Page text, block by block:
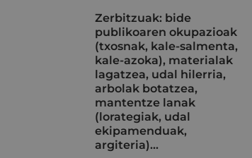
Zerbitzuak: bide
publikoaren okupazioak
(txosnak, kale-salmenta,
kale-azoka), materialak
lagatzea, udal hilerria,
arbolak botatzea,
mantentze lanak
(lorategiak, udal
ekipamenduak,
argiteria)...